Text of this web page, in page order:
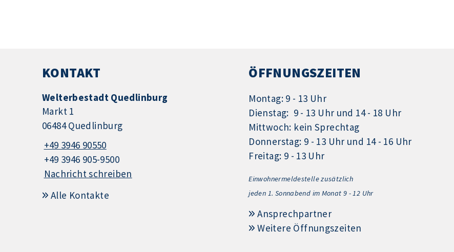
KONTAKT
Welterbestadt Quedlinburg
Markt 1
06484 Quedlinburg
+49 3946 90550
+49 3946 905-9500
Nachricht schreiben
Alle Kontakte
ÖFFNUNGSZEITEN
Montag: 9 - 13 Uhr
Dienstag: 9 - 13 Uhr und 14 - 18 Uhr
Mittwoch: kein Sprechtag
Donnerstag: 9 - 13 Uhr und 14 - 16 Uhr
Freitag: 9 - 13 Uhr
Einwohnermeldestelle zusätzlich
jeden 1. Sonnabend im Monat 9 - 12 Uhr
Ansprechpartner
Weitere Öffnungszeiten